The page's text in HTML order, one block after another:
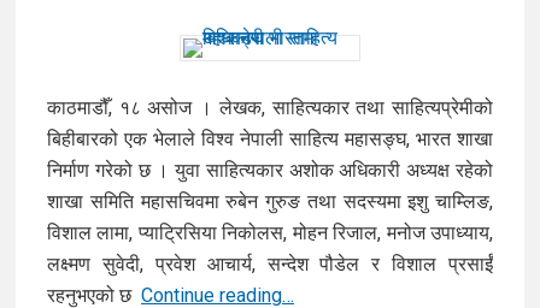
सम्मान
काठमाडौँ, १८ असोज । लेखक, साहित्यकार तथा साहित्यप्रेमीको
बिहीबारको एक भेलाले विश्व नेपाली साहित्य महासङ्घ, भारत शाखा
निर्माण गरेको छ । युवा साहित्यकार अशोक अधिकारी अध्यक्ष रहेको
शाखा समिति महासचिवमा रुबेन गुरुङ तथा सदस्यमा इशु चाम्लिङ,
विशाल लामा, प्याट्रिसिया निकोलस, मोहन रिजाल, मनोज उपाध्याय,
लक्ष्मण सुवेदी, प्रवेश आचार्य, सन्देश पौडेल र विशाल प्रसाईं
रहनुभएको छ Continue reading…